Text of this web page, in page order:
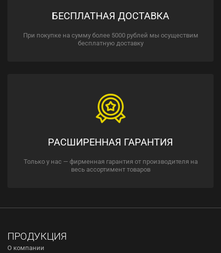
БЕСПЛАТНАЯ ДОСТАВКА
При покупке на сумму более 5000 рублей мы осуществим
бесплатную доставку
РАСШИРЕННАЯ ГАРАНТИЯ
Только у нас — фирменная гарантия от производителя на
весь ассортимент товаров
ПРОДУКЦИЯ
О компании